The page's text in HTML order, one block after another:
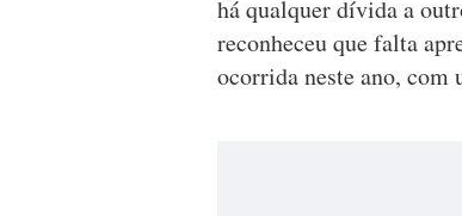
há qualquer dívida a
reconheceu que falta
ocorrida neste ano, com